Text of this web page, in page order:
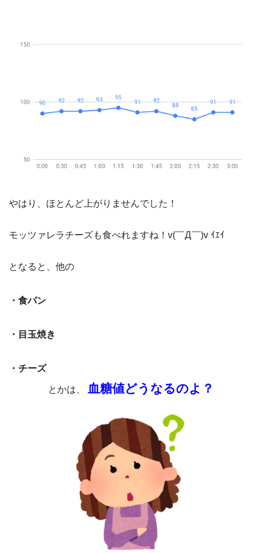
やはり、ほとんど上がりませんでした！
モッツァレラチーズも食べれますね！v(￣Д￣)v ｲｴｲ
となると、他の
・食パン
・目玉焼き
・チーズ
とかは、 血糖値どうなるのよ？